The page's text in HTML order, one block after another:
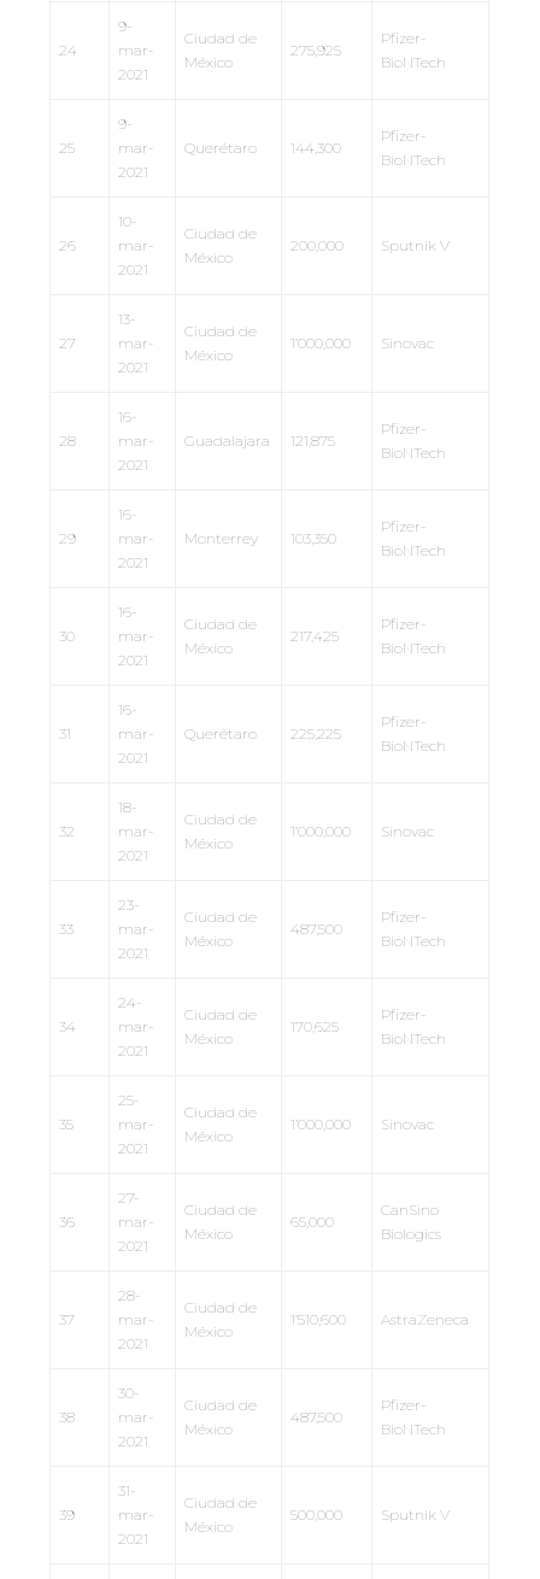
24
9-
mar-
2021
Ciudad de
México
275,925
Pfizer-
BioNTech
25
9-
mar-
2021
Querétaro 144,300
Pfizer-
BioNTech
26
10-
mar-
2021
Ciudad de
México
200,000 Sputnik V
27
13-
mar-
2021
Ciudad de
México
1’000,000 Sinovac
28
16-
mar-
2021
Guadalajara 121,875
Pfizer-
BioNTech
29
16-
mar-
2021
Monterrey 103,350
Pfizer-
BioNTech
30
16-
mar-
2021
Ciudad de
México
217,425
Pfizer-
BioNTech
31
16-
mar-
2021
Querétaro 225,225
Pfizer-
BioNTech
32
18-
mar-
2021
Ciudad de
México
1’000,000 Sinovac
33
23-
mar-
2021
Ciudad de
México
487,500
Pfizer-
BioNTech
34
24-
mar-
2021
Ciudad de
México
170,625
Pfizer-
BioNTech
35
25-
mar-
2021
Ciudad de
México
1’000,000 Sinovac
36
27-
mar-
2021
Ciudad de
México
65,000
CanSino
Biologics
37
28-
mar-
2021
Ciudad de
México
1’510,600 AstraZeneca
38
30-
mar-
2021
Ciudad de
México
487,500
Pfizer-
BioNTech
39
31-
mar-
2021
Ciudad de
México
500,000 Sputnik V